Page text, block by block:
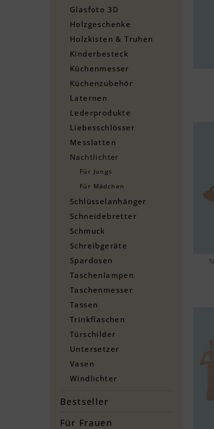
Glasfoto 3D
Holzgeschenke
Holzkisten & Truhen
Kinderbesteck
Küchenmesser
Küchenzubehör
Laternen
Lederprodukte
Liebesschlösser
Messlatten
Nachtlichter
Für Jungs
Für Mädchen
Schlüsselanhänger
Schneidebretter
Schmuck
Schreibgeräte
Spardosen
Taschenlampen
Taschenmesser
Tassen
Trinkflaschen
Türschilder
Untersetzer
Vasen
Windlichter
Bestseller
Für Frauen